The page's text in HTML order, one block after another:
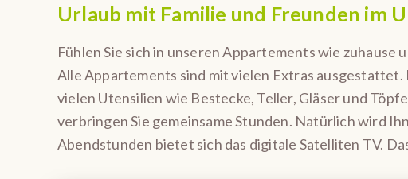
Urlaub mit Familie und Freunden im
Fühlen Sie sich in unseren Appartements wie
Alle Appartements sind mit vielen Extras ausgestattet.
vielen Utensilien wie Bestecke, Teller, Gläser und
verbringen Sie gemeinsame Stunden. Natürlich wird
Abendstunden bietet sich das digitale Satelliten TV.